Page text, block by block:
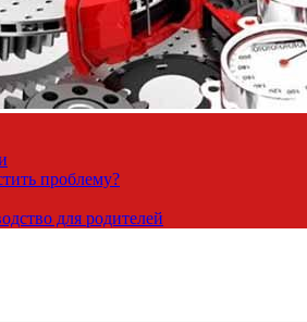
проблему?
для родителей